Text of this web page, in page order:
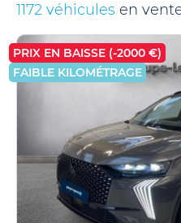
1172 véhicules en
PRIX EN BAISSE (-2000 €)
FAIBLE KILOMÉTRAGE